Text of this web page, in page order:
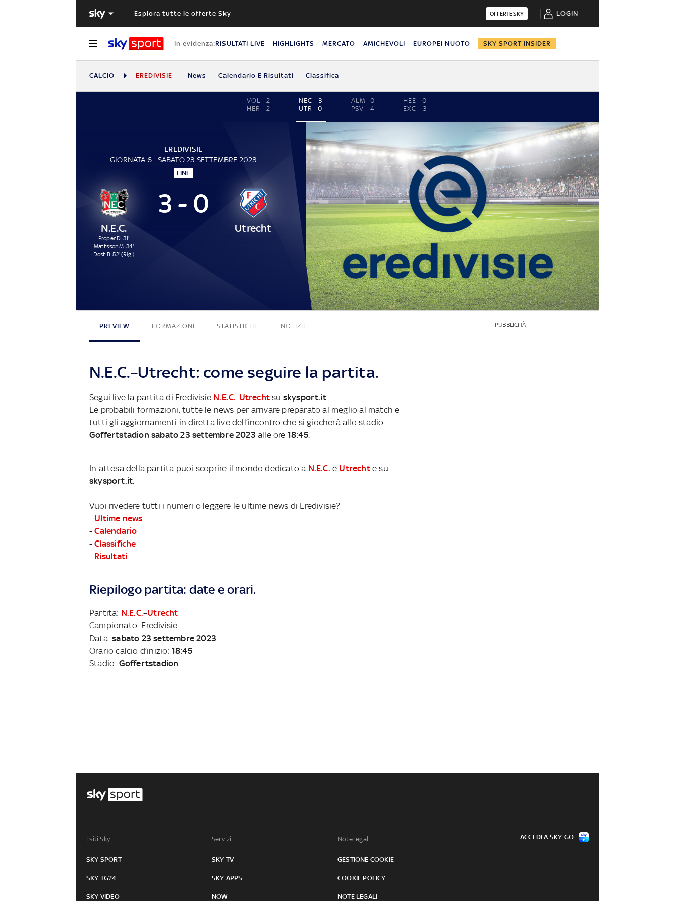
Esplora tutte le offerte Sky OFFERTE SKY LOGIN
In evidenza:RISULTATI LIVE HIGHLIGHTS MERCATO AMICHEVOLI EUROPEI NUOTO SKY SPORT INSIDER
CALCIO EREDIVISIE News Calendario E Risultati Classifica
VOL
2
HER
2
NEC
3
UTR
0
ALM
0
PSV
4
HEE
0
EXC
3
EREDIVISIE
GIORNATA 6 - SABATO 23 SETTEMBRE 2023
FINE
N.E.C.
Proper D. 31'
Mattsson M. 34'
Dost B. 52' (Rig.)
3 - 0
Utrecht
3 - 0
PREVIEW FORMAZIONI STATISTICHE NOTIZIE
N.E.C.–Utrecht: come seguire la partita.
Segui live la partita di Eredivisie N.E.C.-Utrecht su skysport.it
Le probabili formazioni, tutte le news per arrivare preparato al meglio al match e
tutti gli aggiornamenti in diretta live dell’incontro che si giocherà allo stadio
Goffertstadion sabato 23 settembre 2023 alle ore 18:45.
In attesa della partita puoi scoprire il mondo dedicato a N.E.C. e Utrechte su
skysport.it.
Vuoi rivedere tutti i numeri o leggere le ultime news di Eredivisie?
- Ultime news
-Calendario
-Classifiche
- Risultati
Riepilogo partita: date e orari.
Partita: N.E.C.–Utrecht
Campionato: Eredivisie
Data:sabato 23 settembre 2023
Orario calcio d’inizio: 18:45
Stadio: Goffertstadion
PUBBLICITÀ
I siti Sky:
SKY SPORT
SKY TG24
SKY VIDEO
Servizi:
SKY TV
SKY APPS
NOW
Note legali:
GESTIONE COOKIE
COOKIE POLICY
NOTE LEGALI
ACCEDI A SKY GO